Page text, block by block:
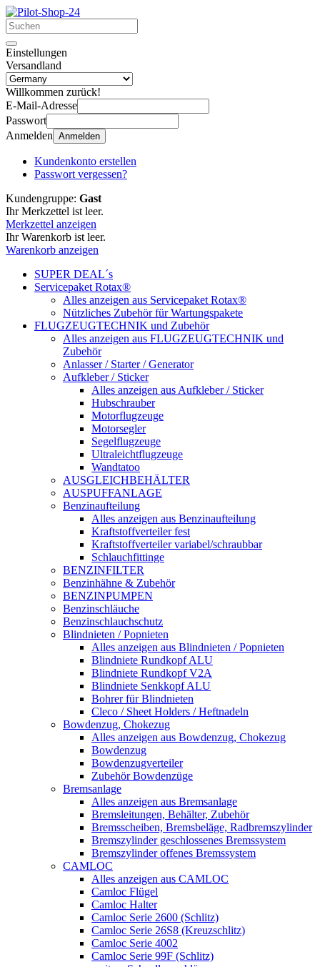
Einstellungen
Versandland
Willkommen zurück!
E-Mail-Adresse
Passwort
Anmelden Anmelden
Kundenkonto erstellen
Passwort vergessen?
Kundengruppe: Gast
Ihr Merkzettel ist leer.
Merkzettel anzeigen
Ihr Warenkorb ist leer.
Warenkorb anzeigen
SUPER DEAL´s
Servicepaket Rotax®
Alles anzeigen aus Servicepaket Rotax®
Nützliches Zubehör für Wartungspakete
FLUGZEUGTECHNIK und Zubehör
Alles anzeigen aus FLUGZEUGTECHNIK und
Zubehör
Anlasser / Starter / Generator
Aufkleber / Sticker
Alles anzeigen aus Aufkleber / Sticker
Hubschrauber
Motorflugzeuge
Motorsegler
Segelflugzeuge
Ultraleichtflugzeuge
Wandtatoo
AUSGLEICHBEHÄLTER
AUSPUFFANLAGE
Benzinaufteilung
Alles anzeigen aus Benzinaufteilung
Kraftstoffverteiler fest
Kraftstoffverteiler variabel/schraubbar
Schlauchfittinge
BENZINFILTER
Benzinhähne & Zubehör
BENZINPUMPEN
Benzinschläuche
Benzinschlauchschutz
Blindnieten / Popnieten
Alles anzeigen aus Blindnieten / Popnieten
Blindniete Rundkopf ALU
Blindniete Rundkopf V2A
Blindniete Senkkopf ALU
Bohrer für Blindnieten
Cleco / Sheet Holders / Heftnadeln
Bowdenzug, Chokezug
Alles anzeigen aus Bowdenzug, Chokezug
Bowdenzug
Bowdenzugverteiler
Zubehör Bowdenzüge
Bremsanlage
Alles anzeigen aus Bremsanlage
Bremsleitungen, Behälter, Zubehör
Bremsscheiben, Bremsbeläge, Radbremszylinder
Bremszylinder geschlossenes Bremssystem
Bremszylinder offenes Bremssystem
CAMLOC
Alles anzeigen aus CAMLOC
Camloc Flügel
Camloc Halter
Camloc Serie 2600 (Schlitz)
Camloc Serie 26S8 (Kreuzschlitz)
Camloc Serie 4002
Camloc Serie 99F (Schlitz)